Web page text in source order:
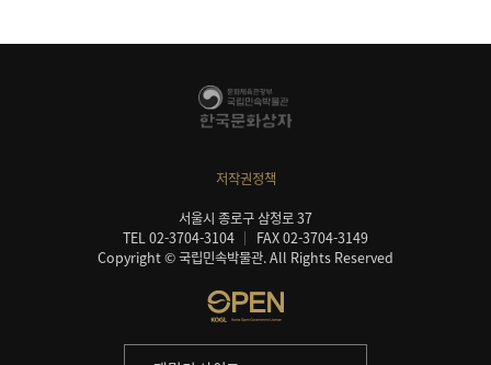
저작권정책
서울시 종로구 삼청로 37
TEL 02-3704-3104
FAX 02-3704-3149
Copyright © 국립민속박물관. All Rights Reserved